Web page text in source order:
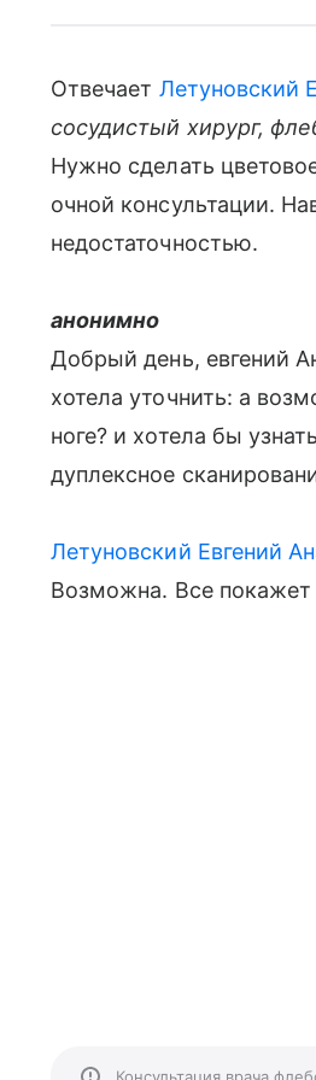
Отвечает Летуновский
сосудистый хирург,
Нужно сделать
очной консультации.
недостаточностью.
анонимно
Добрый день, евгений
хотела уточнить: а
ноге? и хотела бы
дуплексное
Летуновский Евгений
Возможна. Все покажет